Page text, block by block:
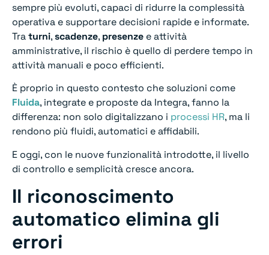
sempre più evoluti, capaci di ridurre la complessità
operativa e supportare decisioni rapide e informate.
Traturni,scadenze, presenze e attività
amministrative, il rischio è quello di perdere tempo in
attività manuali e poco efficienti.
È proprio in questo contesto che soluzioni come
Fluida, integrate e proposte da Integra, fanno la
differenza: non solo digitalizzano i processi HR, ma li
rendono più fluidi, automatici e affidabili.
E oggi, con le nuove funzionalità introdotte, il livello
di controllo e semplicità cresce ancora.
Il riconoscimento
automatico elimina gli
errori